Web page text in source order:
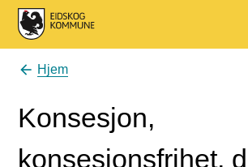
Eidskog kommune
Du er her:
Hjem
Konsesjon,
konsesjonsfrihet,